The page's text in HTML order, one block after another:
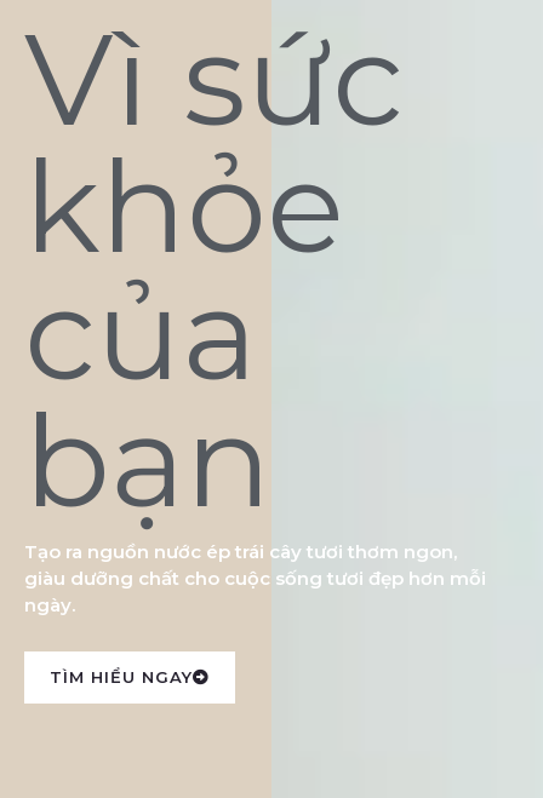
Vì sức
khỏe
của
bạn
Tạo ra nguồn nước ép trái cây tươi thơm ngon,
giàu dưỡng chất cho cuộc sống tươi đẹp hơn mỗi
ngày.
TÌM HIỂU NGAY